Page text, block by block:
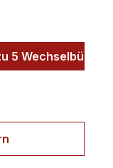
5 Wechselbügel